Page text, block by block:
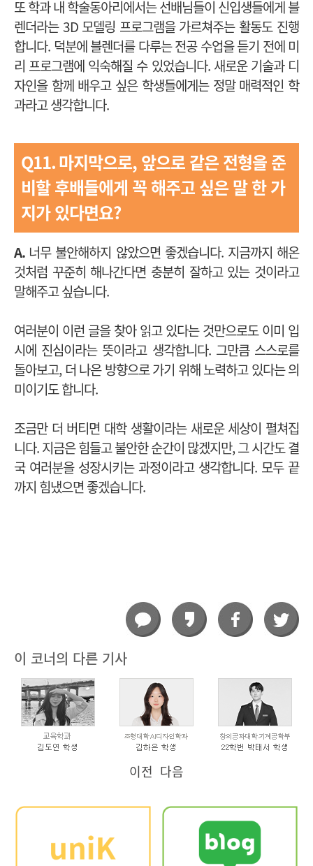
또 학과 내 학술동아리에서는 선배님들이 신입생들에게 블
렌더라는 3D 모델링 프로그램을 가르쳐주는 활동도 진행
합니다. 덕분에 블렌더를 다루는 전공 수업을 듣기 전에 미
리 프로그램에 익숙해질 수 있었습니다. 새로운 기술과 디
자인을 함께 배우고 싶은 학생들에게는 정말 매력적인 학
과라고 생각합니다.
Q11. 마지막으로, 앞으로 같은 전형을 준
비할 후배들에게 꼭 해주고 싶은 말 한 가
지가 있다면요?
A. 너무 불안해하지 않았으면 좋겠습니다. 지금까지 해온
것처럼 꾸준히 해나간다면 충분히 잘하고 있는 것이라고
말해주고 싶습니다.
여러분이 이런 글을 찾아 읽고 있다는 것만으로도 이미 입
시에 진심이라는 뜻이라고 생각합니다. 그만큼 스스로를
돌아보고, 더 나은 방향으로 가기 위해 노력하고 있다는 의
미이기도 합니다.
조금만 더 버티면 대학 생활이라는 새로운 세상이 펼쳐집
니다. 지금은 힘들고 불안한 순간이 많겠지만, 그 시간도 결
국 여러분을 성장시키는 과정이라고 생각합니다. 모두 끝
까지 힘냈으면 좋겠습니다.
이 코너의 다른 기사
이전 다음